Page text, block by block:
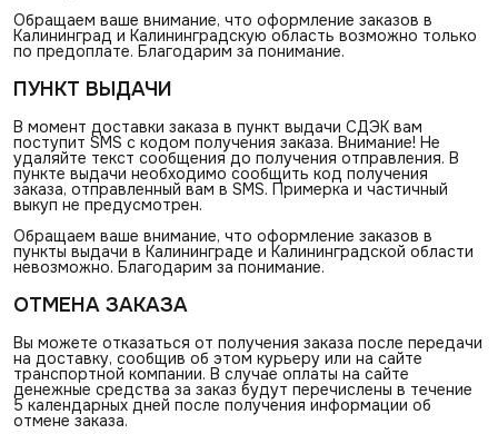
Обращаем ваше внимание, что оформление заказов в
Калининград и Калининградскую область возможно только
по предоплате. Благодарим за понимание.
ПУНКТ ВЫДАЧИ
В момент доставки заказа в пункт выдачи СДЭК вам
поступит SMS с кодом получения заказа. Внимание! Не
удаляйте текст сообщения до получения отправления. В
пункте выдачи необходимо сообщить код получения
заказа, отправленный вам в SMS. Примерка и частичный
выкуп не предусмотрен.
Обращаем ваше внимание, что оформление заказов в
пункты выдачи в Калининграде и Калининградской области
невозможно. Благодарим за понимание.
ОТМЕНА ЗАКАЗА
Вы можете отказаться от получения заказа после передачи
на доставку, сообщив об этом курьеру или на сайте
транспортной компании. В случае оплаты на сайте
денежные средства за заказ будут перечислены в течение
5 календарных дней после получения информации об
отмене заказа.